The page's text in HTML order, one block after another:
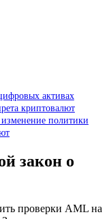
активах
криптовалют
изменение политики
закон о
проверки AML на